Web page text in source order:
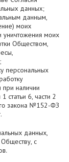
данных;
данным,
моих
уничтожения моих
Обществом,
персональных
наличии
статьи 6, части 2
закона №152-ФЗ
данных,
с